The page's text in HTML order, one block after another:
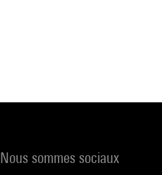
Nous sommes sociaux